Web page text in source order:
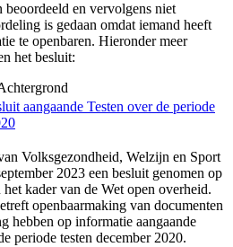
en vervolgens niet
is gedaan omdat iemand heeft
te openbaren. Hieronder meer
het besluit:
aangaande Testen over de periode
Volksgezondheid, Welzijn en Sport
2023 een besluit genomen op
kader van de Wet open overheid.
openbaarmaking van documenten
hebben op informatie aangaande
periode testen december 2020.